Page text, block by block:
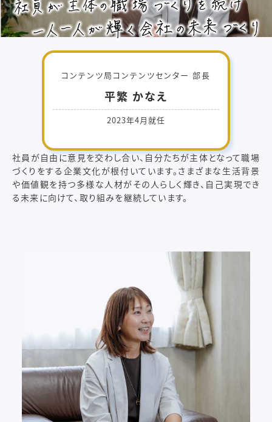
コンテンツ局コンテンツセンター 部長
平繁 かなえ
2023年4月就任
社員が自由に意見を交わし合い、自分たちが主体となって職場
づくりをする企業文化が根付いています。さまざまな生活背景
や価値観を持つ多様な人材がその人らしく輝き、自己実現でき
る未来に向けて、取り組みを継続しています。